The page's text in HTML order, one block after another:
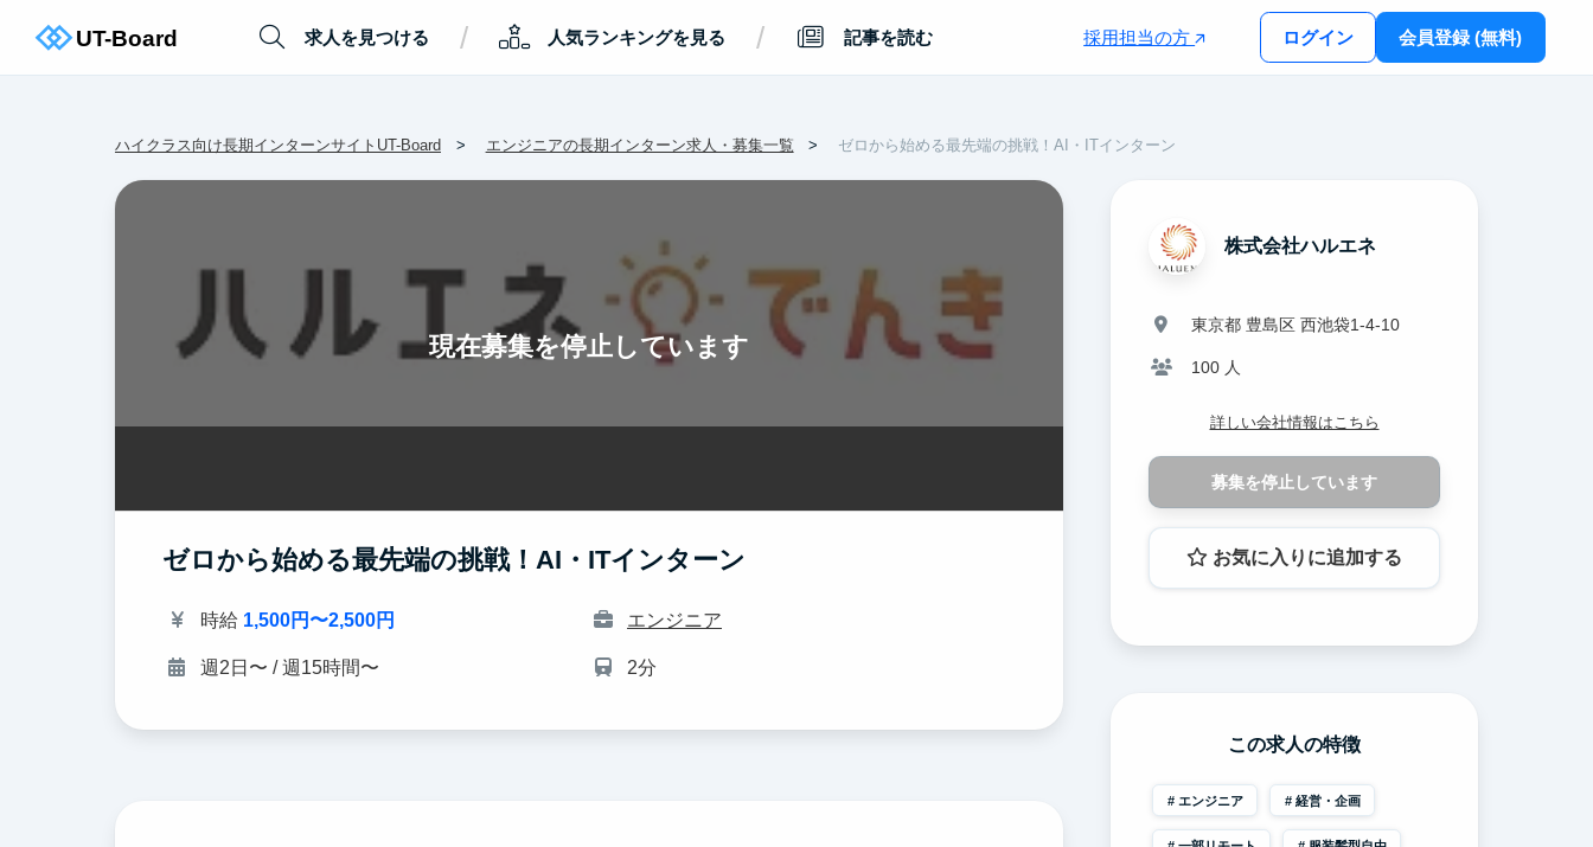
求人を見つける / 人気ランキングを見る / 記事を読む 採用担当の方 ログイン 会員登録 (無料)
ハイクラス向け長期インターンサイトUT-Board エンジニアの長期インターン求人・募集一覧 ゼロから始める最先端の挑戦！AI・ITインターン
現在募集を停止しています
ゼロから始める最先端の挑戦！AI・ITインターン
時給 1,500円〜2,500円 エンジニア
週2日〜 / 週15時間〜 2分
株式会社ハルエネ
東京都 豊島区 西池袋1-4-10
100 人
詳しい会社情報はこちら
募集を停止しています
お気に入りに追加する
この求人の特徴
エンジニア 経営・企画